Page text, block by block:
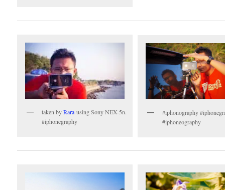
taken byRara using Sony NEX-5n.
#iphonegraphy
#iphonography
#iphoneography